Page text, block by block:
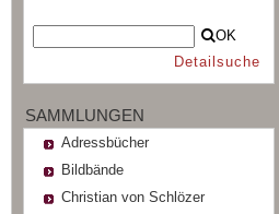
OK
Detailsuche
SAMMLUNGEN
Adressbücher
Bildbände
Christian von Schlözer